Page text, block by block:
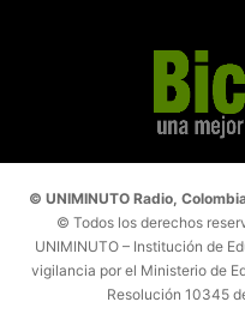
© UNIMINUTO Radio,
© Todos los derechos
UNIMINUTO – Institución de
vigilancia por el Ministerio de
Resolución 10345